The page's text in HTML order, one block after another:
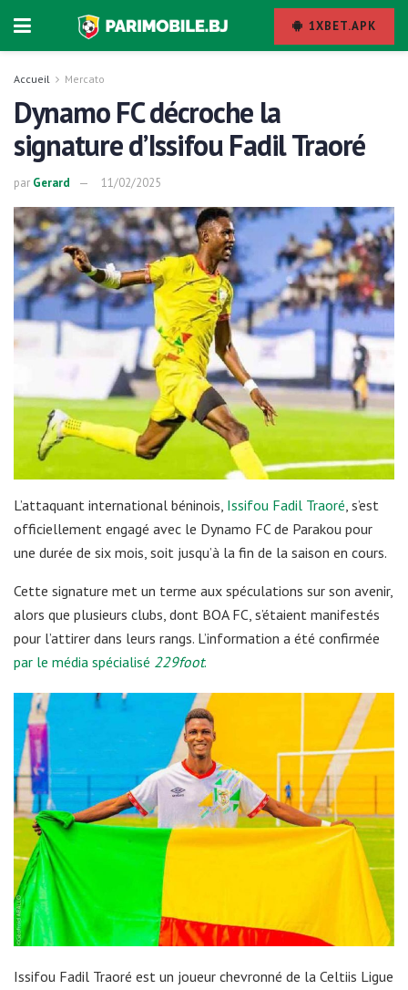
1XBET.APK
Accueil Mercato
Dynamo FC décroche la
signature d’Issifou Fadil Traoré
par Gerard 11/02/2025
L’attaquant international béninois, Issifou Fadil Traoré , s’est
officiellement engagé avec le Dynamo FC de Parakou pour
une durée de six mois, soit jusqu’à la fin de la saison en cours.
Cette signature met un terme aux spéculations sur son avenir,
alors que plusieurs clubs, dont BOA FC, s’étaient manifestés
pour l’attirer dans leurs rangs. L’information a été confirmée
par le média spécialisé 229foot.
Issifou Fadil Traoré est un joueur chevronné de la Celtiis Ligue